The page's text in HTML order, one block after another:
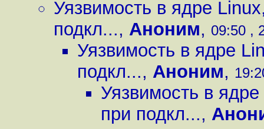
Уязвимость в ядре
подкл..., Аноним, 09:50 ,
Уязвимость в ядре
подкл..., Аноним,
Уязвимость в
при подкл...,